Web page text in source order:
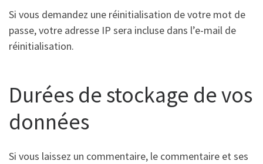
Si vous demandez une réinitialisation de votre mot de
passe, votre adresse IP sera incluse dans l’e-mail de
réinitialisation.
Durées de stockage de vos
données
Si vous laissez un commentaire, le commentaire et ses